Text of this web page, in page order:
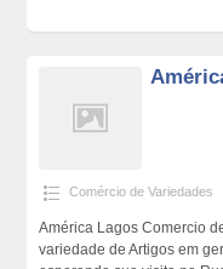
Comércio de Variedades
América Lagos Comercio
variedade de Artigos em